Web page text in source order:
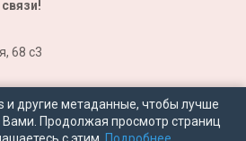
68 с3
и другие метаданные, чтобы лучше
Вами. Продолжая просмотр страниц